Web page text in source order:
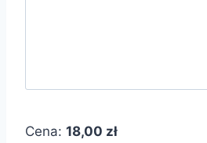
Cena: 18,00 zł